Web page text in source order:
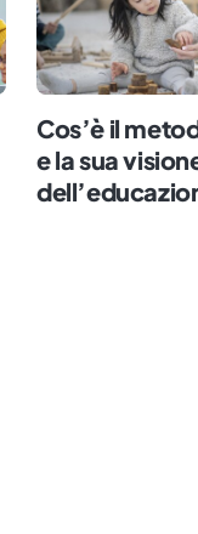
Cos’è il
e la sua